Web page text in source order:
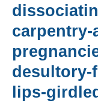
carpentry-
desultory-
lips-girdled